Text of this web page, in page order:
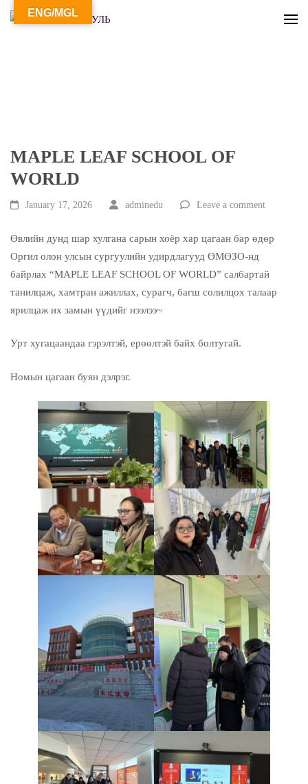
MAPLE LEAF SCHOOL OF
WORLD
January 17, 2026 adminedu Leave a comment
Өвлийн дунд шар хулгана сарын хоёр хар цагаан бар өдөр
Оргил олон улсын сургуулийн удирдлагууд ӨМӨЗО-нд
байрлах “MAPLE LEAF SCHOOL OF WORLD” салбартай
танилцаж, хамтран ажиллах, сурагч, багш солилцох талаар
ярилцаж их замын үүдийг нээлээ~
Урт хугацаандаа гэрэлтэй, ерөөлтэй байх болтугай.
Номын цагаан буян дэлрэг.
ENG/MGL